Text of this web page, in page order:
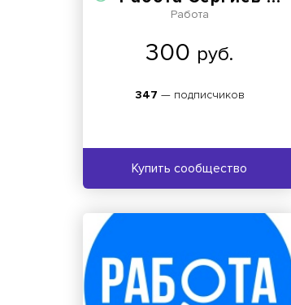
Работа
300 руб.
347 — подписчиков
Купить сообщество